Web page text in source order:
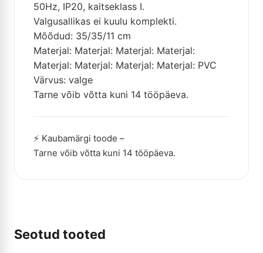
50Hz, IP20, kaitseklass I.
Valgusallikas ei kuulu komplekti.
Mõõdud: 35/35/11 cm
Materjal: Materjal: Materjal: Materjal:
Materjal: Materjal: Materjal: Materjal: PVC
Värvus: valge
Tarne võib võtta kuni 14 tööpäeva.
⚡ Kaubamärgi toode –
Tarne võib võtta kuni 14 tööpäeva.
Seotud tooted